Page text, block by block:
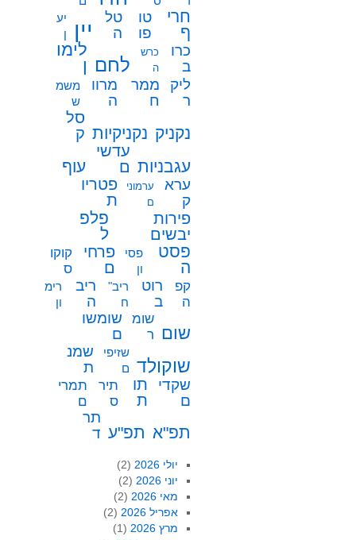
חרי
ף
טו
פו
טל
ה
יין
יע
ן
כרו
ב
כרש
ה
לחם
לימו
ן
ליק
ר
ממר
ח
מרוו
ה
משמ
ש
נקניק נקניקיות
סל
ק
עגבניות
עדשי
ם
עוף
ערא
ק
ערמוני
ם
פטריו
ת
פירות
יבשים
פלפ
ל
פסט
ה
פסי
ון
פרחי
ם
קוקו
ס
קפ
ה
רוט
ב
ריב"
ח
ריב
ה
רימ
ון
שום
שומ
ר
שומשו
ם
שוקולד
שזיפי
ם
שמנ
ת
שקדי
ם
תו
ת
תיר
ס
תמרי
ם
תפ"א תפ"ע
תר
ד
יולי 2026
(2)
יוני 2026
(2)
מאי 2026
(2)
אפריל 2026
(2)
מרץ 2026
(1)